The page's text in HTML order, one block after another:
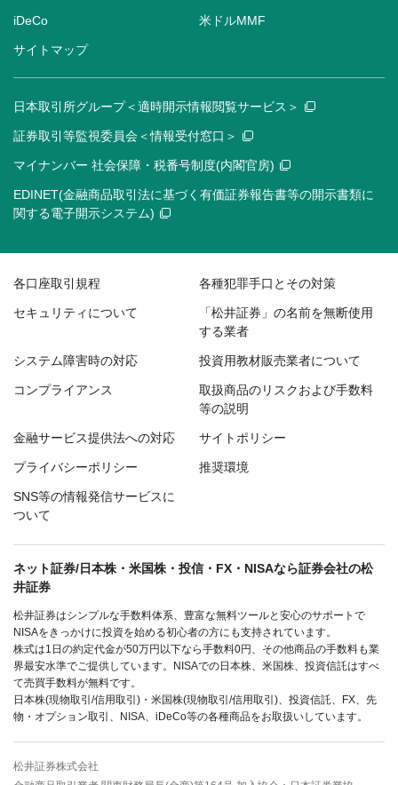
iDeCo 米ドルMMF
サイトマップ
日本取引所グループ＜適時開示情報閲覧サービス＞
証券取引等監視委員会＜情報受付窓口＞
マイナンバー 社会保障・税番号制度(内閣官房)
EDINET(金融商品取引法に基づく有価証券報告書等の開示書類に
関する電子開示システム)
各口座取引規程 各種犯罪手口とその対策
セキュリティについて
「松井証券」の名前を無断使用
する業者
システム障害時の対応 投資用教材販売業者について
コンプライアンス
取扱商品のリスクおよび手数料
等の説明
金融サービス提供法への対応 サイトポリシー
プライバシーポリシー 推奨環境
SNS等の情報発信サービスに
ついて
ネット証券/日本株・米国株・投信・FX・NISAなら証券会社の松
井証券
松井証券はシンプルな手数料体系、豊富な無料ツールと安心のサポートで
NISAをきっかけに投資を始める初心者の方にも支持されています。
株式は1日の約定代金が50万円以下なら手数料0円、その他商品の手数料も業
界最安水準でご提供しています。NISAでの日本株、米国株、投資信託はすべ
て売買手数料が無料です。
日本株(現物取引/信用取引)・米国株(現物取引/信用取引)、投資信託、FX、先
物・オプション取引、NISA、iDeCo等の各種商品をお取扱いしています。
松井証券株式会社